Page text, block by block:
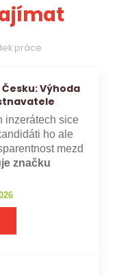
práce
Výhoda
inzerátech sice
ho ale
mezd
značku